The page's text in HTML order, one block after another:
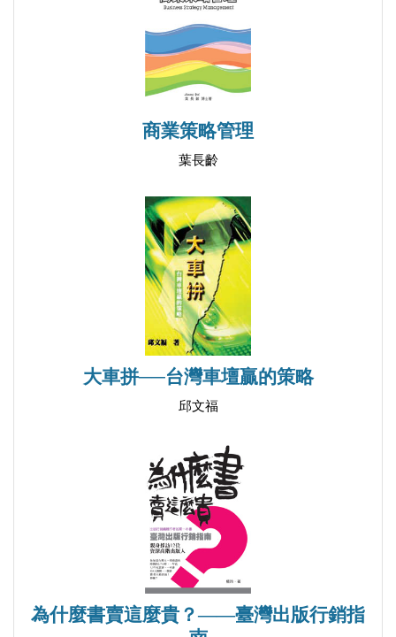
商業策略管理
葉長齡
大車拼──台灣車壇贏的策略
邱文福
為什麼書賣這麼貴？——臺灣出版行銷指